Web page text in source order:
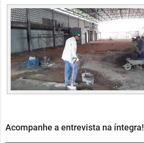
Acompanhe a entrevista na íntegra!